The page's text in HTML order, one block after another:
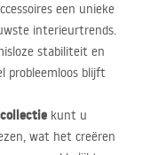
een unieke
interieurtrends.
stabiliteit en
probleemloos blijft
kunt u
wat het creëren